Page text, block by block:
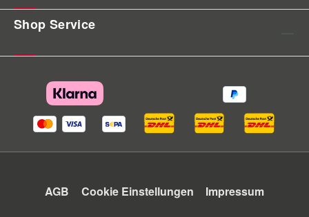
Shop Service
AGB Cookie Einstellungen Impressum